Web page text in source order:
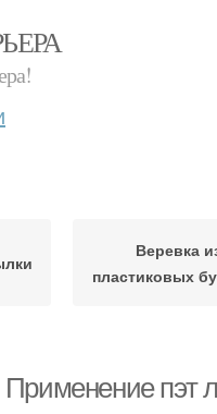
Веревка
пластиковых
пэт